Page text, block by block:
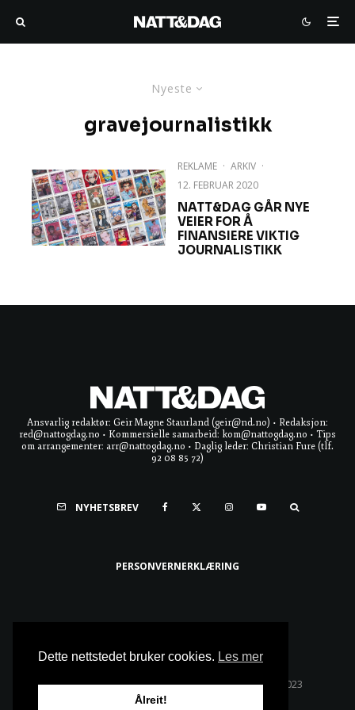
Nyeste
gravejournalistikk
REKLAME · ARKIV ·
12. FEBRUAR 2020
NATT&DAG GÅR NYE
VEIER FOR Å
FINANSIERE VIKTIG
JOURNALISTIKK
Ansvarlig redaktør: Geir Magne Staurland (geir@nd.no) • Redaksjon:
red@nattogdag.no • Kommersielle samarbeid: kom@nattogdag.no • Tips
om arrangementer: arr@nattogdag.no • Daglig leder: Christian Fure (tlf.
92 08 85 72)
NYHETSBREV
PERSONVERNERKLÆRING
Alle rettigheter reservert • Copyright © Natt & Dag 2023
Dette nettstedet bruker cookies. Les mer
Ålreit!